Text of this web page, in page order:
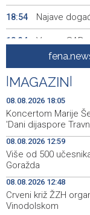
18:54 Najave
18:34
Vance: SAD
nafte kroz Hormuški
18:21
Iranski šef
zatvoren dok SAD
18:09
Iran 'vrlo
brodskoj ruti
18:05
Koncertom
manifestacija 'Dani
17:26
Kod mosta
sudske medicine
MAGAZIN
08.08.2026 18:05
Koncertom Marije
'Dani dijaspore
08.08.2026 12:59
Više od 500
Goražda
08.08.2026 12:48
Crveni križ ŽZH
Vinodolskom